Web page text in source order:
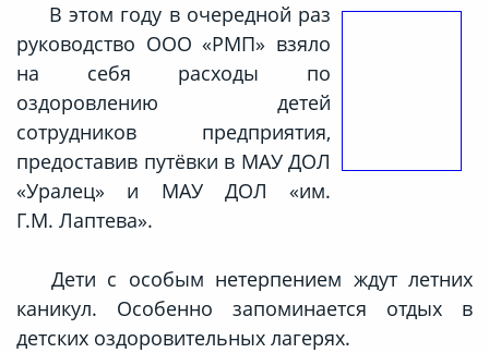
В этом году в очередной раз
руководство ООО «РМП» взяло
на себя расходы по
оздоровлению детей
сотрудников предприятия,
предоставив путёвки в МАУ ДОЛ
«Уралец» и МАУ ДОЛ «им.
Г.М. Лаптева».
Дети с особым нетерпением ждут летних
каникул. Особенно запоминается отдых в
детских оздоровительных лагерях.